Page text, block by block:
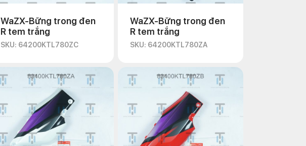
WaZX-Bững trong đen
R tem trắng
SKU: 64200KTL780ZC
WaZX-Bững trong đen
R tem trắng
SKU: 64200KTL780ZA